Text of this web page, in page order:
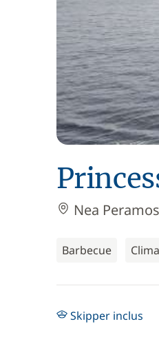
Nea
Barbecue
Skipper inclus